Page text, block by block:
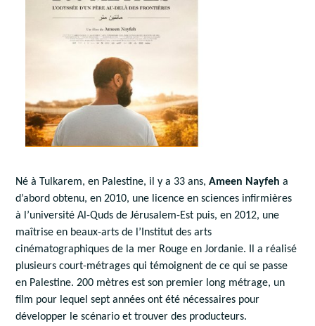
Né à Tulkarem, en Palestine, il y a 33 ans,Ameen Nayfeh a
d’abord obtenu, en 2010, une licence en sciences infirmières
à l’université Al-Quds de Jérusalem-Est puis, en 2012, une
maîtrise en beaux-arts de l’Institut des arts
cinématographiques de la mer Rouge en Jordanie. Il a réalisé
plusieurs court-métrages qui témoignent de ce qui se passe
en Palestine. 200 mètres est son premier long métrage, un
film pour lequel sept années ont été nécessaires pour
développer le scénario et trouver des producteurs.